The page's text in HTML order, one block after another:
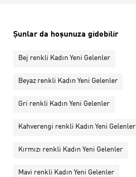
Şunlar da hoşunuza gidebilir
Bej renkli Kadın Yeni Gelenler
Beyaz renkli Kadın Yeni Gelenler
Gri renkli Kadın Yeni Gelenler
Kahverengi renkli Kadın Yeni Gelenler
Kırmızı renkli Kadın Yeni Gelenler
Mavi renkli Kadın Yeni Gelenler